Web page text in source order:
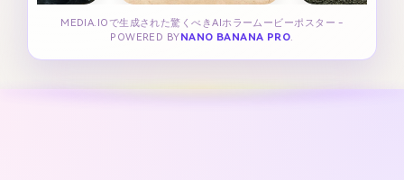
MEDIA.IOで生成された驚くべきAIホラームービーポスター -
POWERED BY NANO BANANA PRO.